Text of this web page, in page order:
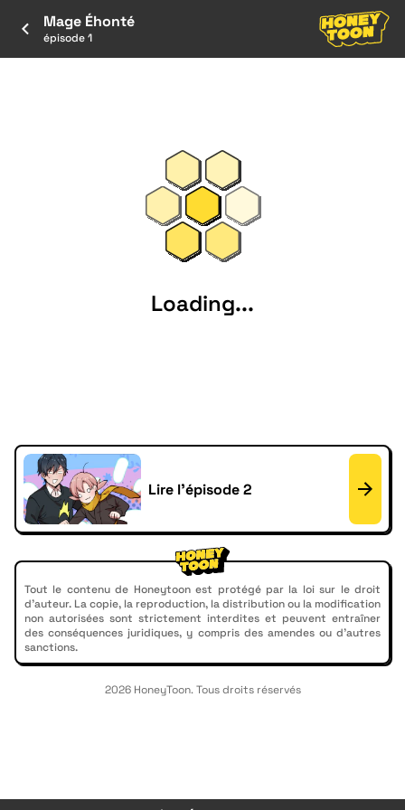
Mage Éhonté
épisode 1
Loading...
Lire l'épisode 2
Tout le contenu de Honeytoon est protégé par la loi sur le droit
d'auteur. La copie, la reproduction, la distribution ou la modification
non autorisées sont strictement interdites et peuvent entraîner
des conséquences juridiques, y compris des amendes ou d'autres
sanctions.
2026 HoneyToon. Tous droits réservés